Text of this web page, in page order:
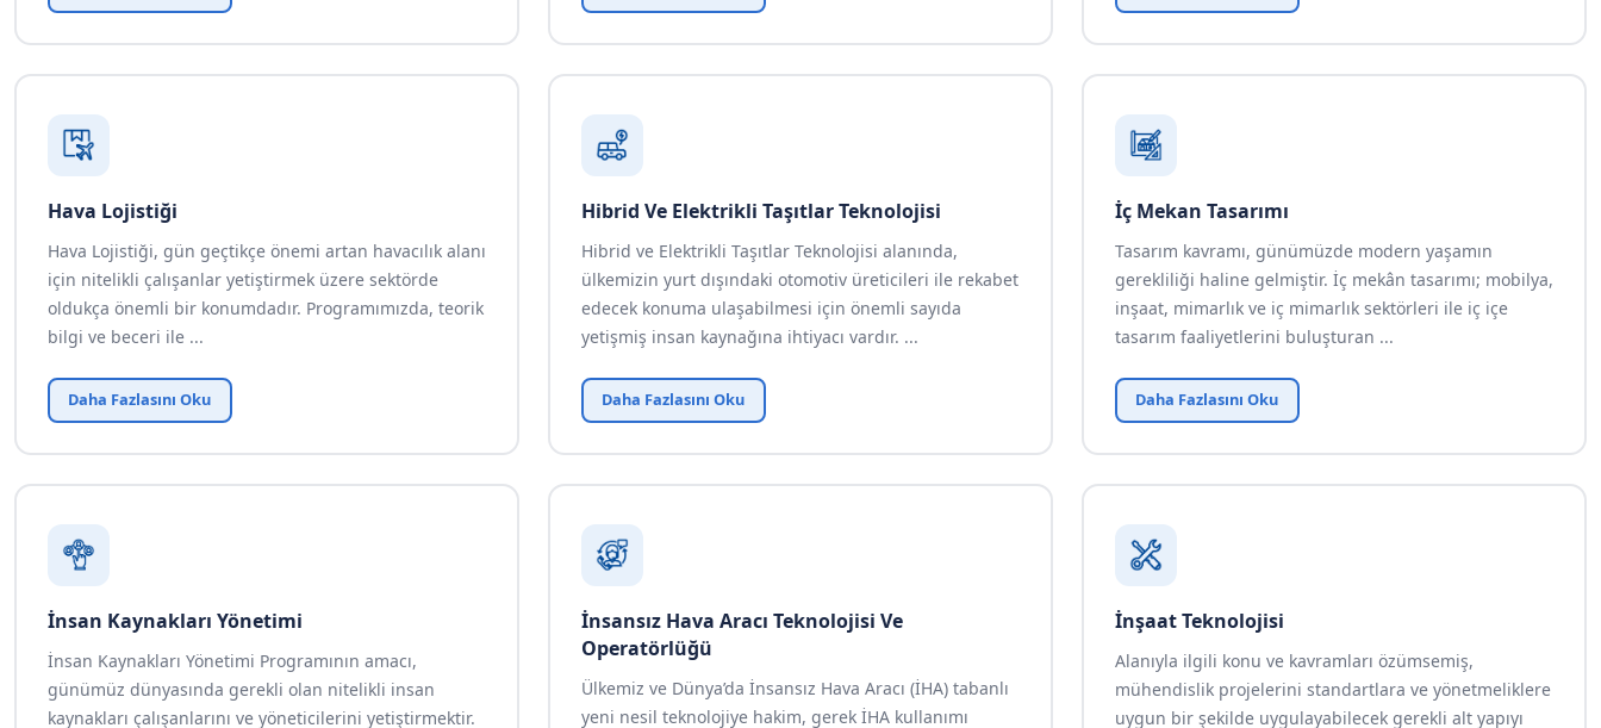
Hava Lojistiği
Hava Lojistiği, gün geçtikçe önemi artan havacılık alanı
için nitelikli çalışanlar yetiştirmek üzere sektörde
oldukça önemli bir konumdadır. Programımızda, teorik
bilgi ve beceri ile ...
Daha Fazlasını Oku
Hibrid Ve Elektrikli Taşıtlar Teknolojisi
Hibrid ve Elektrikli Taşıtlar Teknolojisi alanında,
ülkemizin yurt dışındaki otomotiv üreticileri ile rekabet
edecek konuma ulaşabilmesi için önemli sayıda
yetişmiş insan kaynağına ihtiyacı vardır. ...
Daha Fazlasını Oku
İç Mekan Tasarımı
Tasarım kavramı, günümüzde modern yaşamın
gerekliliği haline gelmiştir. İç mekân tasarımı; mobilya,
inşaat, mimarlık ve iç mimarlık sektörleri ile iç içe
tasarım faaliyetlerini buluşturan ...
Daha Fazlasını Oku
İnsan Kaynakları Yönetimi
İnsan Kaynakları Yönetimi Programının amacı,
günümüz dünyasında gerekli olan nitelikli insan
kaynakları çalışanlarını ve yöneticilerini yetiştirmektir.
İnsansız Hava Aracı Teknolojisi Ve
Operatörlüğü
Ülkemiz ve Dünya’da İnsansız Hava Aracı (İHA) tabanlı
yeni nesil teknolojiye hakim, gerek İHA kullanımı
İnşaat Teknolojisi
Alanıyla ilgili konu ve kavramları özümsemiş,
mühendislik projelerini standartlara ve yönetmeliklere
uygun bir şekilde uygulayabilecek gerekli alt yapıyı